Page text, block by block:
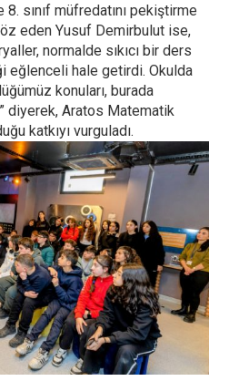
sınıf müfredatını pekiştirme
eden Yusuf Demirbulut ise,
normalde sıkıcı bir ders
eğlenceli hale getirdi. Okulda
konuları, burada
diyerek, Aratos Matematik
katkıyı vurguladı.